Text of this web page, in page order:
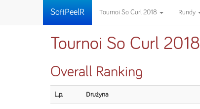
SoftPeelR Tournoi So Curl 2018 Rundy
Tournoi So Curl 2018
Overall Ranking
L.p. Drużyna